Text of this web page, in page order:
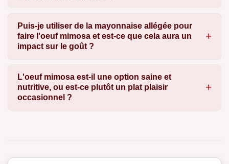
Puis-je utiliser de la mayonnaise allégée pour
faire l'oeuf mimosa et est-ce que cela aura un
impact sur le goût ?
L'oeuf mimosa est-il une option saine et
nutritive, ou est-ce plutôt un plat plaisir
occasionnel ?